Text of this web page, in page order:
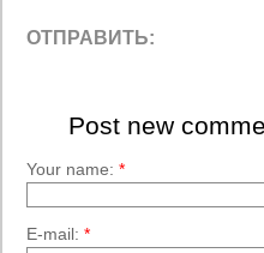
ОТПРАВИТЬ:
Post new
Your name: *
E-mail: *